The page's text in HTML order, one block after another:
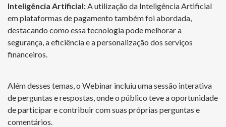
Inteligência Artificial: A utilização da Inteligência Artificial
em plataformas de pagamento também foi abordada,
destacando como essa tecnologia pode melhorar a
segurança, a eficiência e a personalização dos serviços
financeiros.
Além desses temas, o Webinar incluiu uma sessão interativa
de perguntas e respostas, onde o público teve a oportunidade
de participar e contribuir com suas próprias perguntas e
comentários.